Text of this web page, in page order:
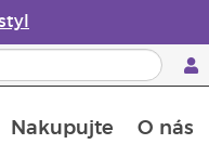
Nakupujte O nás